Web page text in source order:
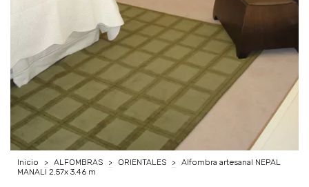
Inicio > ALFOMBRAS > ORIENTALES > Alfombra artesanal NEPAL
MANALI 2.57x 3.46 m